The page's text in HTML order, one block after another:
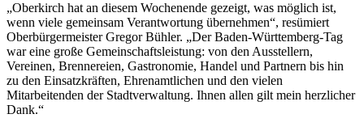
„Oberkirch hat an diesem Wochenende gezeigt, was möglich ist,
wenn viele gemeinsam Verantwortung übernehmen“, resümiert
Oberbürgermeister Gregor Bühler. „Der Baden-Württemberg-Tag
war eine große Gemeinschaftsleistung: von den Ausstellern,
Vereinen, Brennereien, Gastronomie, Handel und Partnern bis hin
zu den Einsatzkräften, Ehrenamtlichen und den vielen
Mitarbeitenden der Stadtverwaltung. Ihnen allen gilt mein herzlicher
Dank.“